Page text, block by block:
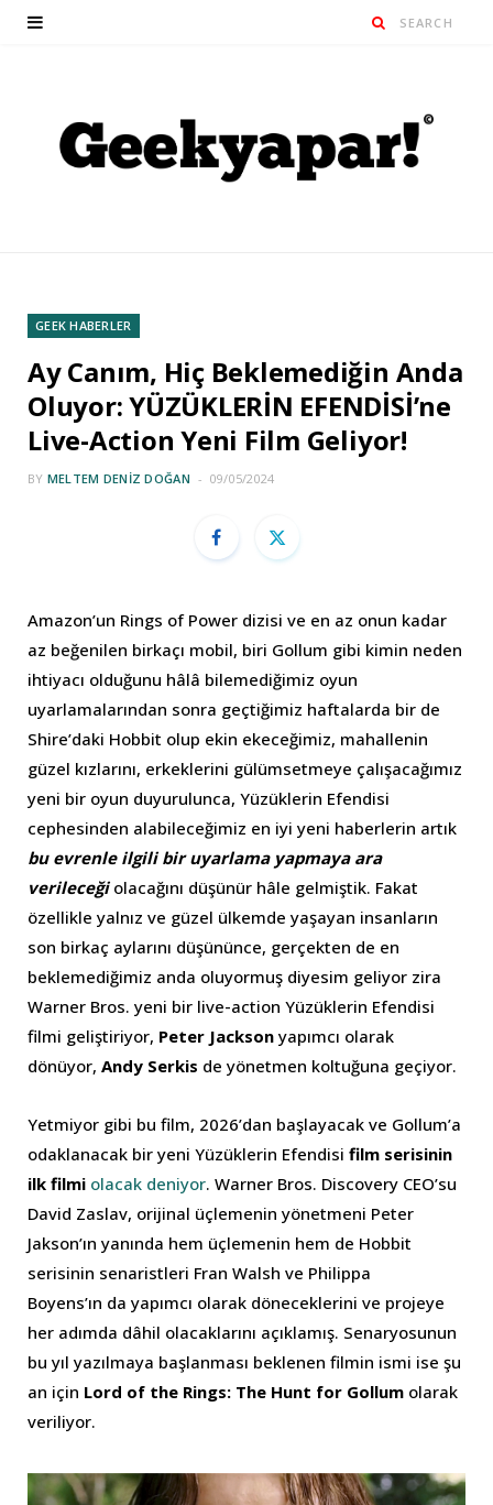
GEEK HABERLER
Ay Canım, Hiç Beklemediğin Anda
Oluyor: YÜZÜKLERİN EFENDİSİ’ne
Live-Action Yeni Film Geliyor!
BY MELTEM DENIZ DOĞAN 09/05/2024
Amazon’un Rings of Power dizisi ve en az onun kadar
az beğenilen birkaçı mobil, biri Gollum gibi kimin neden
ihtiyacı olduğunu hâlâ bilemediğimiz oyun
uyarlamalarından sonra geçtiğimiz haftalarda bir de
Shire’daki Hobbit olup ekin ekeceğimiz, mahallenin
güzel kızlarını, erkeklerini gülümsetmeye çalışacağımız
yeni bir oyun duyurulunca, Yüzüklerin Efendisi
cephesinden alabileceğimiz en iyi yeni haberlerin artık
bu evrenle ilgili bir uyarlama yapmaya ara
verileceğiolacağını düşünür hâle gelmiştik. Fakat
özellikle yalnız ve güzel ülkemde yaşayan insanların
son birkaç aylarını düşününce, gerçekten de en
beklemediğimiz anda oluyormuş diyesim geliyor zira
Warner Bros. yeni bir live-action Yüzüklerin Efendisi
filmi geliştiriyor, Peter Jackson yapımcı olarak
dönüyor, Andy Serkis de yönetmen koltuğuna geçiyor.
Yetmiyor gibi bu film, 2026’dan başlayacak ve Gollum’a
odaklanacak bir yeni Yüzüklerin Efendisi film serisinin
ilk filmi olacak deniyor. Warner Bros. Discovery CEO’su
David Zaslav, orijinal üçlemenin yönetmeni Peter
Jakson’ın yanında hem üçlemenin hem de Hobbit
serisinin senaristleri Fran Walsh ve Philippa
Boyens’ın da yapımcı olarak döneceklerini ve projeye
her adımda dâhil olacaklarını açıklamış. Senaryosunun
bu yıl yazılmaya başlanması beklenen filmin ismi ise şu
an için Lord of the Rings: The Hunt for Gollum olarak
veriliyor.